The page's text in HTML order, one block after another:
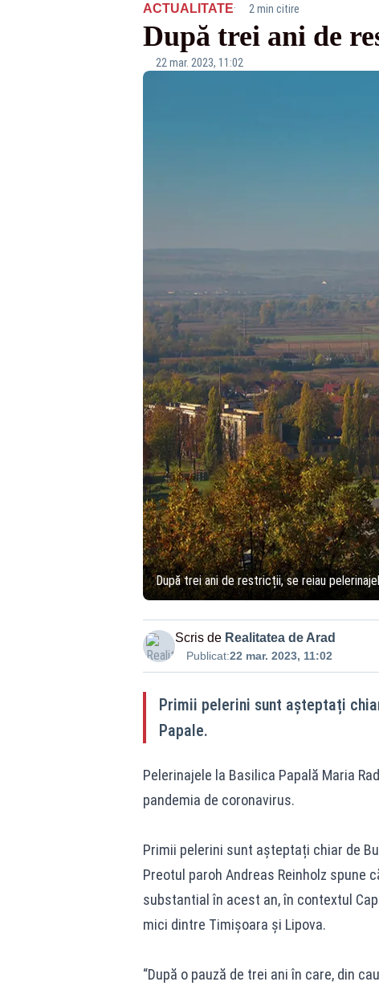
ACTUALITATE· 2 min citire
După trei ani de
22 mar. 2023, 11:02
După trei ani de restricții, se reiau
Scris de Realitatea de Arad
Publicat:22 mar. 2023, 11:02
Primii pelerini sunt așteptați
Papale.
Pelerinajele la Basilica Papală Maria
pandemia de coronavirus.
Primii pelerini sunt așteptați chiar de
Preotul paroh Andreas Reinholz
substantial în acest an, în contextul
mici dintre Timișoara și Lipova.
“După o pauză de trei ani în care, din